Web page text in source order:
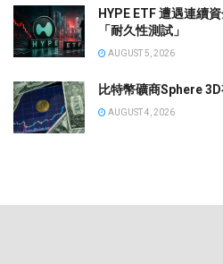
HYPE ETF 遭遇連續
「耐久性測試」
AUGUST 5, 2026
比特幣礦商Sphere
AUGUST 4, 2026